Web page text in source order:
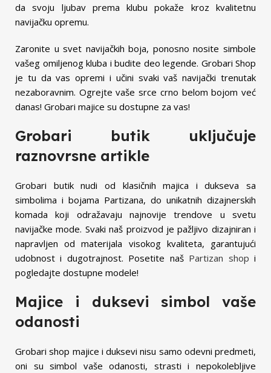
da svoju ljubav prema klubu pokaže kroz kvalitetnu
navijačku opremu.
Zaronite u svet navijačkih boja, ponosno nosite simbole
vašeg omiljenog kluba i budite deo legende. Grobari Shop
je tu da vas opremi i učini svaki vaš navijački trenutak
nezaboravnim. Ogrejte vaše srce crno belom bojom već
danas! Grobari majice su dostupne za vas!
Grobari butik uključuje
raznovrsne artikle
Grobari butik nudi od klasičnih majica i dukseva sa
simbolima i bojama Partizana, do unikatnih dizajnerskih
komada koji odražavaju najnovije trendove u svetu
navijačke mode. Svaki naš proizvod je pažljivo dizajniran i
napravljen od materijala visokog kvaliteta, garantujući
udobnost i dugotrajnost. Posetite naš Partizan shop i
pogledajte dostupne modele!
Majice i duksevi simbol vaše
odanosti
Grobari shop majice i duksevi nisu samo odevni predmeti,
oni su simbol vaše odanosti, strasti i nepokolebljive